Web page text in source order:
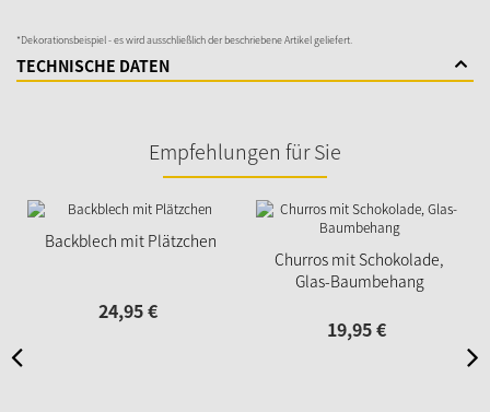
*Dekorationsbeispiel - es wird ausschließlich der beschriebene Artikel geliefert.
TECHNISCHE DATEN
Empfehlungen für Sie
Backblech mit Plätzchen
24,95€
Churros mit Schokolade,
Glas-Baumbehang
19,95€